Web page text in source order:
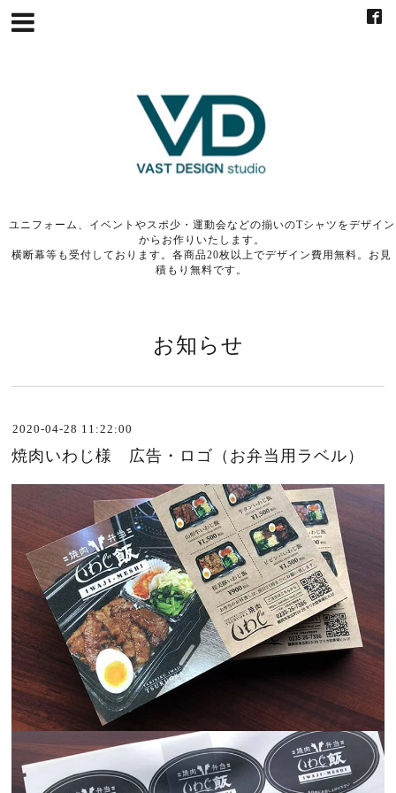
ユニフォーム、イベントやスポ少・運動会などの揃いのTシャツをデザイン
からお作りいたします。
横断幕等も受付しております。各商品20枚以上でデザイン費用無料。お見
積もり無料です。
お知らせ
2020-04-28 11:22:00
焼肉いわじ様 広告・ロゴ（お弁当用ラベル）